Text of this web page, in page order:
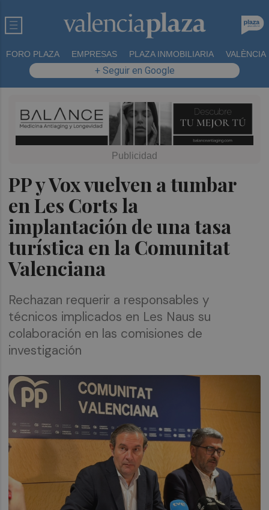
FORO PLAZA EMPRESAS PLAZA INMOBILIARIA VALÈNCIA
+ Seguir en Google
PP y Vox vuelven a tumbar
en Les Corts la
implantación de una tasa
turística en la Comunitat
Valenciana
Rechazan requerir a responsables y
técnicos implicados en Les Naus su
colaboración en las comisiones de
investigación